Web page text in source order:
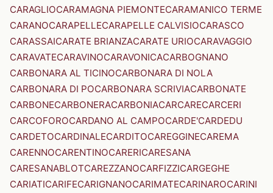
CARAGLIOCARAMAGNA PIEMONTECARAMANICO TERME
CARANOCARAPELLECARAPELLE CALVISIOCARASCO
CARASSAICARATE BRIANZACARATE URIOCARAVAGGIO
CARAVATECARAVINOCARAVONICACARBOGNANO
CARBONARA AL TICINOCARBONARA DI NOLA
CARBONARA DI POCARBONARA SCRIVIACARBONATE
CARBONECARBONERACARBONIACARCARECARCERI
CARCOFOROCARDANO AL CAMPOCARDE'CARDEDU
CARDETOCARDINALECARDITOCAREGGINECAREMA
CARENNOCARENTINOCARERICARESANA
CARESANABLOTCAREZZANOCARFIZZICARGEGHE
CARIATICARIFECARIGNANOCARIMATECARINAROCARINI